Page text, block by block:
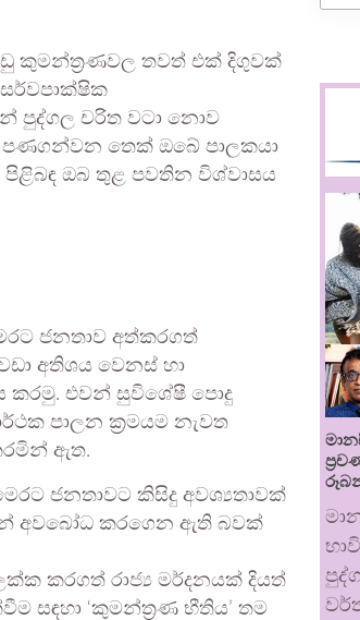
කුමන්ත්‍රණවල තවත් එක් දිගුවක්
පුද්ගල චරිත වටා නොව
පණගන්වන තෙක් ඔබේ පාලකයා
පිළිබඳ ඔබ තුළ පවතින විශ්වාසය
ජනතාව අත්කරගත්
අතිශය වෙනස් හා
කරමු. එවන් සුවිශේෂී පොදු
පාලන ක්‍රමයම නැවත
ඇත.
ජනතාවට කිසිදු අවශ්‍යතාවක්
අවබෝධ කරගෙන ඇති බවක්
කරගත් රාජ්‍ය මර්දනයක් දියත්
සඳහා ‘කුමන්ත්‍රණ භීතිය’ තම